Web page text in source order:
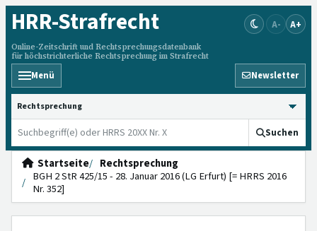
HRR-Strafrecht
Online-Zeitschrift und Rechtsprechungsdatenbank
für höchstrichterliche Rechtsprechung im Strafrecht
A- A+
Menü Newsletter
HRRS durchsuchen
Suchen
Startseite
Rechtsprechung
BGH 2 StR 425/15 - 28. Januar 2016 (LG Erfurt) [= HRRS 2016
Nr. 352]